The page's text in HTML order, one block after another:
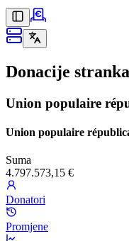
Donacije
Union populaire
Union populaire
Suma
4.797.573,15 €
Donatori
Promjene